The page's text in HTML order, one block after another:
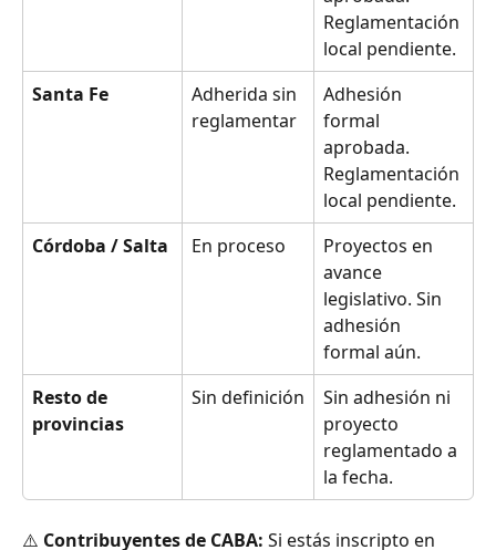
Reglamentación
local pendiente.
Santa Fe
Adherida sin
reglamentar
Adhesión
formal
aprobada.
Reglamentación
local pendiente.
Córdoba / Salta
En proceso
Proyectos en
avance
legislativo. Sin
adhesión
formal aún.
Resto de
provincias
Sin definición
Sin adhesión ni
proyecto
reglamentado a
la fecha.
⚠️ Contribuyentes de CABA: Si estás inscripto en